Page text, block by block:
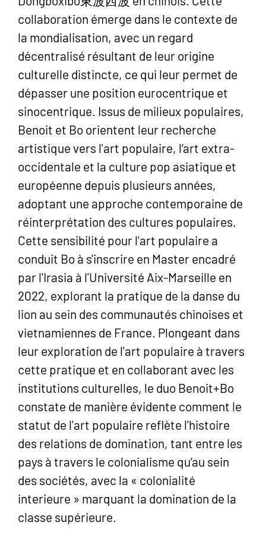
collaboration émerge dans le contexte de
la mondialisation, avec un regard
décentralisé résultant de leur origine
culturelle distincte, ce qui leur permet de
dépasser une position eurocentrique et
sinocentrique. Issus de milieux populaires,
Benoit et Bo orientent leur recherche
artistique vers l'art populaire, l’art extra-
occidentale et la culture pop asiatique et
européenne depuis plusieurs années,
adoptant une approche contemporaine de
réinterprétation des cultures populaires.
Cette sensibilité pour l'art populaire a
conduit Bo à s'inscrire en Master encadré
par l'Irasia à l'Université Aix-Marseille en
2022, explorant la pratique de la danse du
lion au sein des communautés chinoises et
vietnamiennes de France. Plongeant dans
leur exploration de l'art populaire à travers
cette pratique et en collaborant avec les
institutions culturelles, le duo Benoit+Bo
constate de manière évidente comment le
statut de l'art populaire reflète l'histoire
des relations de domination, tant entre les
pays à travers le colonialisme qu’au sein
des sociétés, avec la « colonialité
interieure » marquant la domination de la
classe supérieure.